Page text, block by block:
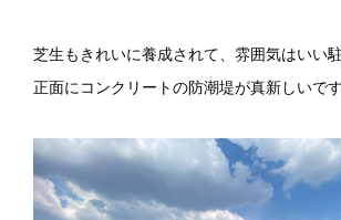
芝生もきれいに養成されて、雰囲気はいい
正面にコンクリートの防潮堤が真新しいです